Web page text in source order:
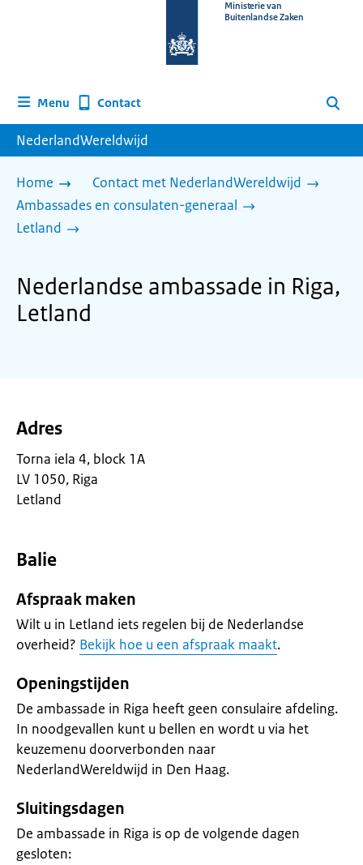
homepage
Ministerie van
Buitenlandse Zaken
Menu Contact Zoeken
NederlandWereldwijd
Home
Contact met NederlandWereldwijd
Ambassades en consulaten-generaal
Letland
Nederlandse ambassade in Riga,
Letland
Adres
Torna iela 4, block 1A
LV 1050, Riga
Letland
Balie
Afspraak maken
Wilt u in Letland iets regelen bij de Nederlandse
overheid? Bekijk hoe u een afspraak maakt.
Openingstijden
De ambassade in Riga heeft geen consulaire afdeling.
In noodgevallen kunt u bellen en wordt u via het
keuzemenu doorverbonden naar
NederlandWereldwijd in Den Haag.
Sluitingsdagen
De ambassade in Riga is op de volgende dagen
gesloten: